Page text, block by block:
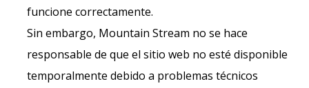
funcione correctamente.
Sin embargo, Mountain Stream no se hace
responsable de que el sitio web no esté disponible
temporalmente debido a problemas técnicos